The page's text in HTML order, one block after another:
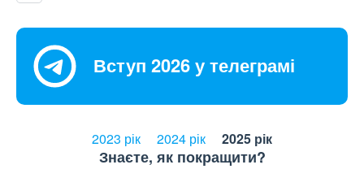
Вступ 2026 у телеграмі
2023 рік 2024 рік 2025 рік
Знаєте, як покращити?